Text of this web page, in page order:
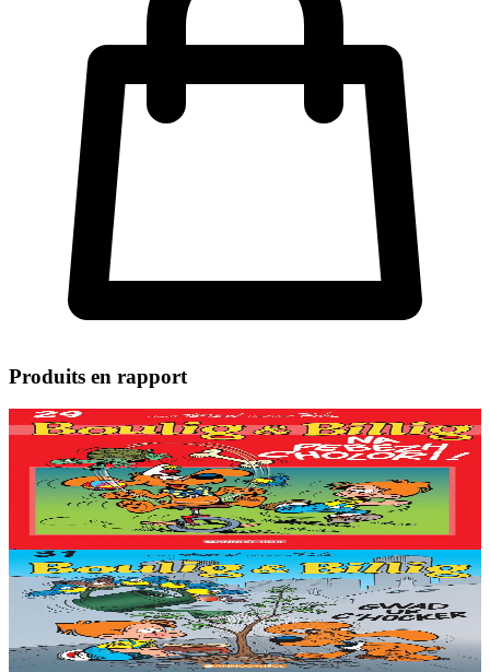
Produits en rapport
Bannoù-heol
Quel cirque !
En stock8,62 €
Voir
Acheter
Épuisé
Bannoù-heol
Graine de cocker
Épuisé